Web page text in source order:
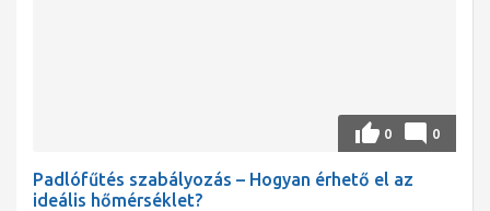
0 0
Padlófűtés szabályozás – Hogyan érhető el az
ideális hőmérséklet?